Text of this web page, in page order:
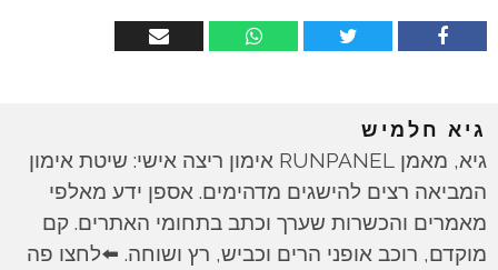
גיא חלמיש
גיא, מאמן RUNPANEL אימון ריצה אישי: שיטת אימון
המביאה רצים להישגים מדהימים. אספן ידע מאלפי
מאמרים והכשרות שערך וכתב בתחומי האתרים. קם
מוקדם, רוכב אופני הרים וכביש, רץ ושוחה. ⬅️לחצו פה